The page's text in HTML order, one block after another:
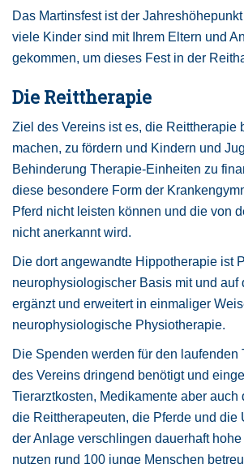
Das Martinsfest ist der
viele Kinder sind mit Ihrem Eltern und
gekommen, um dieses Fest in der
Die Reittherapie
Ziel des Vereins ist es, die Reittherapie
machen, zu fördern und Kindern und
Behinderung Therapie-Einheiten zu
diese besondere Form der
Pferd nicht leisten können und die von
nicht anerkannt wird.
Die dort angewandte Hippotherapie ist
neurophysiologischer Basis mit und auf
ergänzt und erweitert in einmaliger
neurophysiologische Physiotherapie.
Die Spenden werden für den laufenden
des Vereins dringend benötigt und
Tierarztkosten, Medikamente aber auch
die Reittherapeuten, die Pferde und die
der Anlage verschlingen dauerhaft hohe
nutzen rund 100 junge Menschen